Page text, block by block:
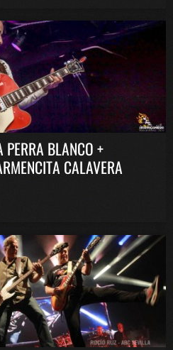
PERRA BLANCO +
CALAVERA